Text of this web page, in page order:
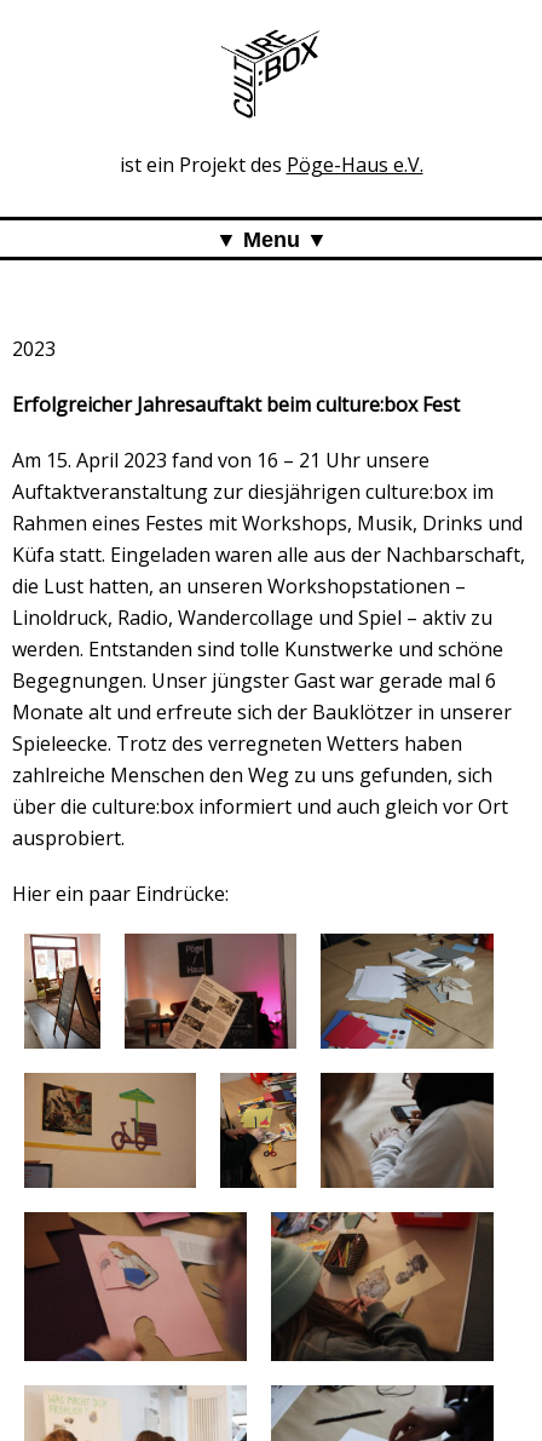
ist ein Projekt des Pöge-Haus e.V.
Menu
culture:box goes public – Kultur sichtbar verbinden!
Galerie
2023
Erfolgreicher Jahresauftakt beim culture:box Fest
Am 15. April 2023 fand von 16 – 21 Uhr unsere
Auftaktveranstaltung zur diesjährigen culture:box im
Rahmen eines Festes mit Workshops, Musik, Drinks und
Küfa statt. Eingeladen waren alle aus der Nachbarschaft,
die Lust hatten, an unseren Workshopstationen –
Linoldruck, Radio, Wandercollage und Spiel – aktiv zu
werden. Entstanden sind tolle Kunstwerke und schöne
Begegnungen. Unser jüngster Gast war gerade mal 6
Monate alt und erfreute sich der Bauklötzer in unserer
Spieleecke. Trotz des verregneten Wetters haben
zahlreiche Menschen den Weg zu uns gefunden, sich
über die culture:box informiert und auch gleich vor Ort
ausprobiert.
Hier ein paar Eindrücke: